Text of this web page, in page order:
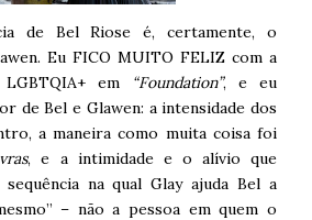
de Bel Riose é, certamente, o
Eu FICO MUITO FELIZ com a
em
“Foundation”, e eu
de Bel e Glawen: a intensidade dos
a maneira como muita coisa foi
, e a intimidade e o alívio que
na qual Glay ajuda Bel a
– não a pessoa em quem o